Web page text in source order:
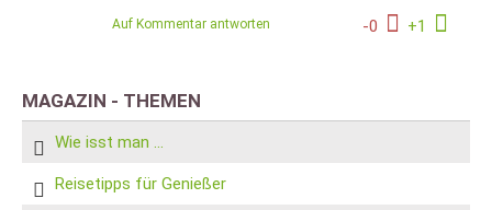
-0 +1
Auf Kommentar antworten
MAGAZIN - THEMEN
Wie isst man ...
Reisetipps für Genießer